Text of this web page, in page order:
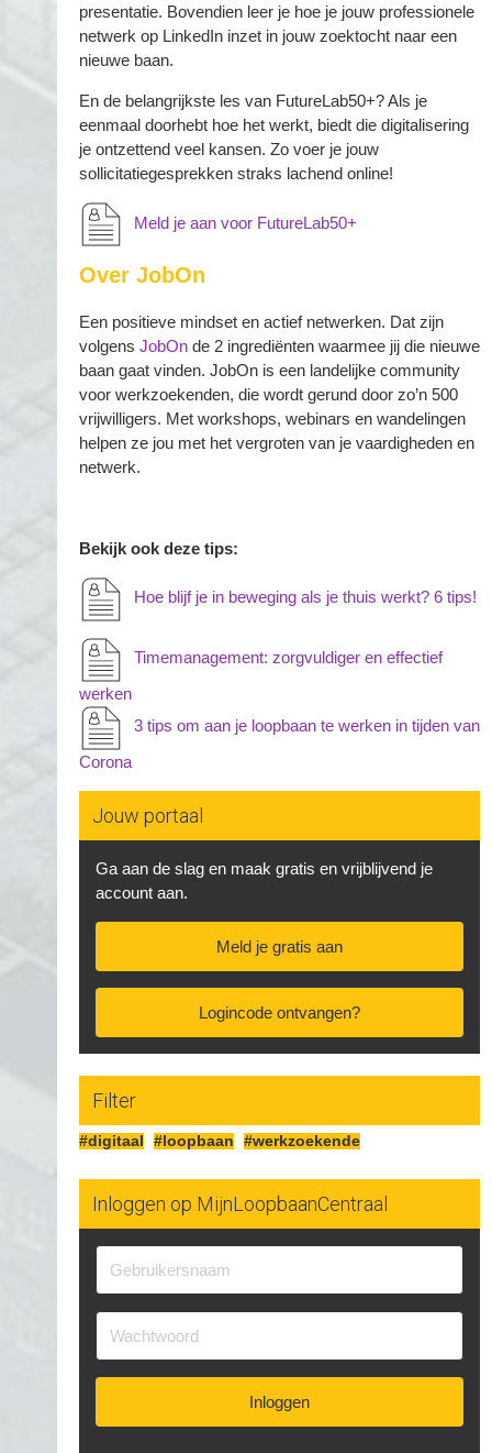
presentatie. Bovendien leer je hoe je jouw professionele
netwerk op LinkedIn inzet in jouw zoektocht naar een
nieuwe baan.
En de belangrijkste les van FutureLab50+? Als je
eenmaal doorhebt hoe het werkt, biedt die digitalisering
je ontzettend veel kansen. Zo voer je jouw
sollicitatiegesprekken straks lachend online!
Meld je aan voor FutureLab50+
Over JobOn
Een positieve mindset en actief netwerken. Dat zijn
volgens JobOn de 2 ingrediënten waarmee jij die nieuwe
baan gaat vinden. JobOn is een landelijke community
voor werkzoekenden, die wordt gerund door zo’n 500
vrijwilligers. Met workshops, webinars en wandelingen
helpen ze jou met het vergroten van je vaardigheden en
netwerk.
Bekijk ook deze tips:
Hoe blijf je in beweging als je thuis werkt? 6 tips!
Timemanagement: zorgvuldiger en effectief
werken
3 tips om aan je loopbaan te werken in tijden van
Corona
Jouw portaal
Ga aan de slag en maak gratis en vrijblijvend je
account aan.
Meld je gratis aan
Logincode ontvangen?
Filter
#digitaal #loopbaan #werkzoekende
Inloggen op MijnLoopbaanCentraal
Inloggen